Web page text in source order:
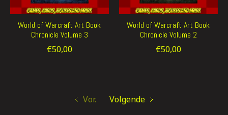
World of Warcraft Art Book
Chronicle Volume 3
€50,00
World of Warcraft Art Book
Chronicle Volume 2
€50,00
Vor. Volgende